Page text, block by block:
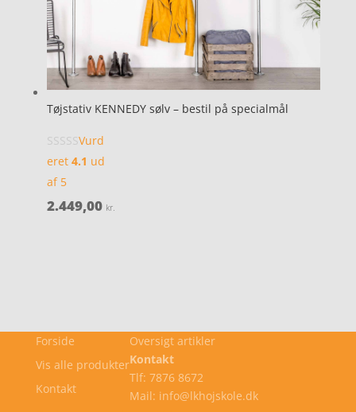
Tøjstativ KENNEDY sølv – bestil på specialmål
Vurd
eret 4.1 ud
af 5
2.449,00 kr.
Forside
Vis alle produkter
Kontakt
Oversigt artikler
Kontakt
Tlf: 7876 8672
Mail: info@lkhojskole.dk